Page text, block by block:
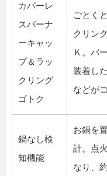
カバーレ
スバーナ
ーキャッ
プ＆ラッ
クリング
ゴトク
ごとく
クリン
Ｋ。バ
装着し
などが
鍋なし検
知機能
お鍋を
計。点
なり、